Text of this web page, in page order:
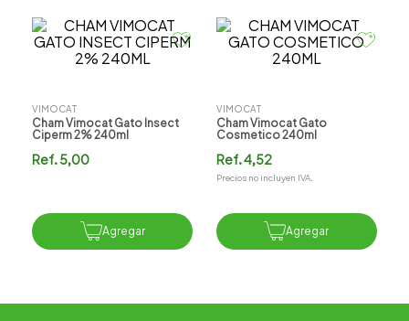
VIMOCAT
Cham Vimocat Gato Insect
Ciperm 2% 240ml
Ref.5,00
Agregar
VIMOCAT
Cham Vimocat Gato
Cosmetico 240ml
Ref.4,52
Precios no incluyen IVA.
Agregar